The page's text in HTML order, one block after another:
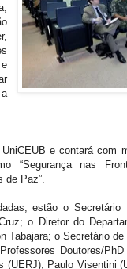
e contará com
“Segurança nas
de Paz”.
estão o Secretário
o Diretor do
Tabajara; o Secretário
Doutores/
(UERJ), Paulo Visentini